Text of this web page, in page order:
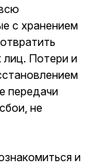
с хранением
Потери и
передачи
не
и